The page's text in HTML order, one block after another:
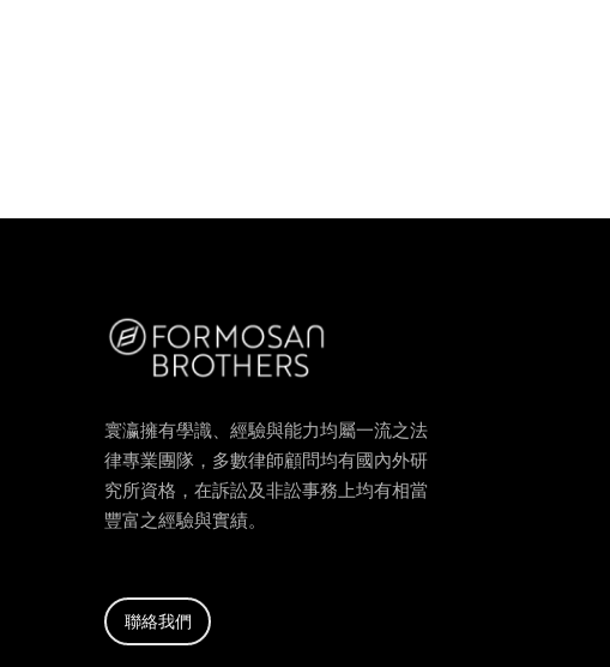
寰瀛擁有學識、經驗與能力均屬一流之法
律專業團隊，多數律師顧問均有國內外研
究所資格，在訴訟及非訟事務上均有相當
豐富之經驗與實績。
聯絡我們